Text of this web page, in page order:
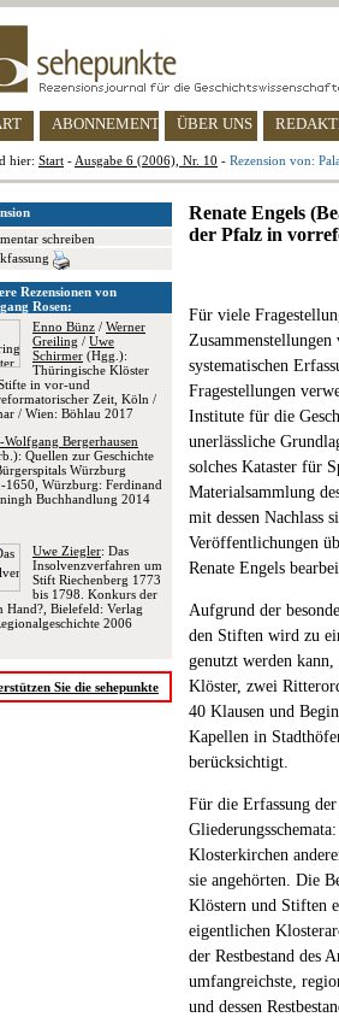
ABONNEMENT ÜBER UNS
hier: Start - Ausgabe 6 (2006), Nr. 10 - Rezension von:
schreiben
Rezensionen von
Rosen:
Enno Bünz / Werner
Greiling / Uwe
Schirmer (Hgg.):
Thüringische Klöster
in vor-und
Zeit, Köln /
/ Wien: Böhlau 2017
Wolfgang Bergerhausen
Quellen zur Geschichte
Würzburg
1650, Würzburg: Ferdinand
Buchhandlung 2014
Uwe Ziegler: Das
Insolvenzverfahren um
Stift Riechenberg 1773
bis 1798. Konkurs der
Hand?, Bielefeld: Verlag
2006
Sie die sehepunkte
Renate Engels
der Pfalz in
Für viele
systematischen
Fragestellungen
Institute für die
unerlässliche
solches Kataster für
Materialsammlung
mit dessen Nachlass
Veröffentlichungen
Renate Engels
Aufgrund der
den Stiften wird zu
genutzt werden
Klöster, zwei
40 Klausen und
Kapellen in
berücksichtigt.
Für die Erfassung
Klosterkirchen
sie angehörten. Die
Klöstern und Stiften
eigentlichen
der Restbestand des
umfangreichste,
und dessen